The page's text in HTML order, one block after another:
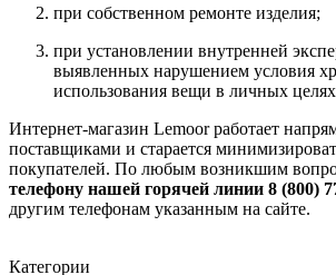
при собственном ремонте изделия;
при установлении внутренней
выявленных нарушением условия
использования вещи в личных
Интернет-магазин Lemoor работает
поставщиками и старается
покупателей. По любым возникшим
телефону нашей горячей линии 8 (800)
другим телефонам указанным на сайте.
Категории